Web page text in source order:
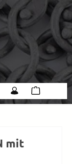
hast 0 Produkte auf
mit